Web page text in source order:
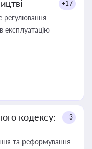
+17
регулювання
експлуатацію
кодексу:
+3
та реформування